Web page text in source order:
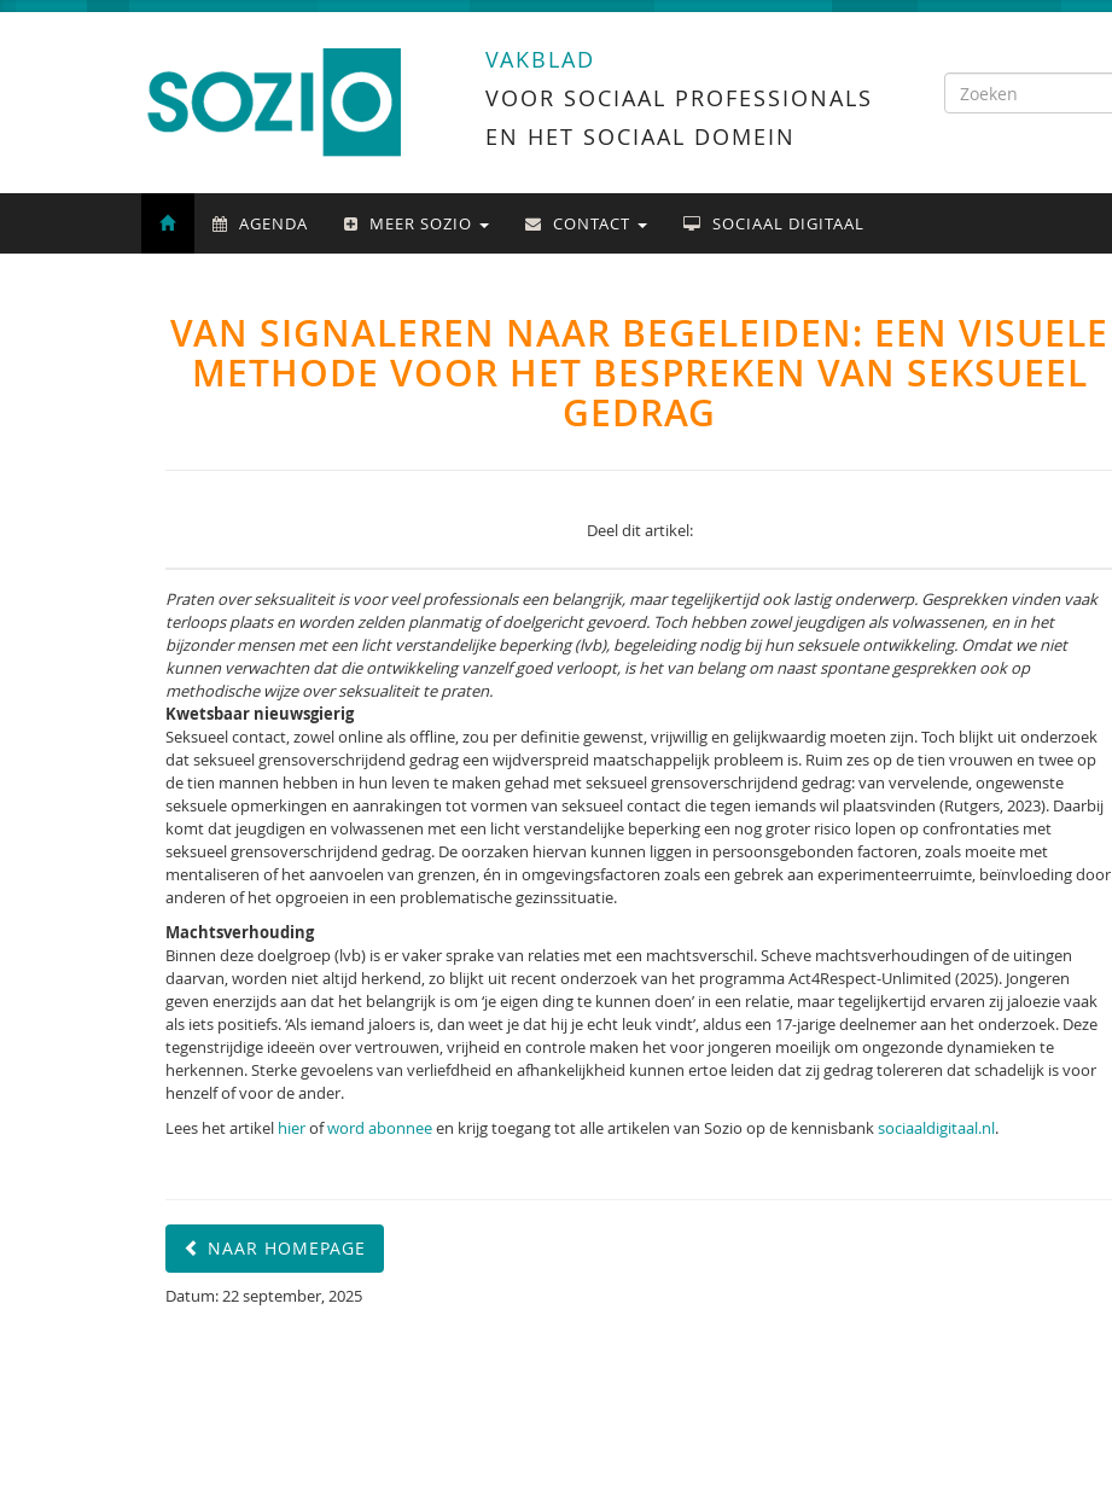
VAKBLAD
VOOR SOCIAAL PROFESSIONALS
EN HET SOCIAAL DOMEIN
AGENDA MEER SOZIO CONTACT SOCIAAL DIGITAAL
VAN SIGNALEREN NAAR BEGELEIDEN: EEN VISUELE
METHODE VOOR HET BESPREKEN VAN SEKSUEEL
GEDRAG
Deel dit artikel:
Praten over seksualiteit is voor veel professionals een belangrijk, maar tegelijkertijd ook lastig onderwerp. Gesprekken vinden vaak
terloops plaats en worden zelden planmatig of doelgericht gevoerd. Toch hebben zowel jeugdigen als volwassenen, en in het
bijzonder mensen met een licht verstandelijke beperking (lvb), begeleiding nodig bij hun seksuele ontwikkeling. Omdat we niet
kunnen verwachten dat die ontwikkeling vanzelf goed verloopt, is het van belang om naast spontane gesprekken ook op
methodische wijze over seksualiteit te praten.
Kwetsbaar nieuwsgierig
Seksueel contact, zowel online als offline, zou per definitie gewenst, vrijwillig en gelijkwaardig moeten zijn. Toch blijkt uit onderzoek
dat seksueel grensoverschrijdend gedrag een wijdverspreid maatschappelijk probleem is. Ruim zes op de tien vrouwen en twee op
de tien mannen hebben in hun leven te maken gehad met seksueel grensoverschrijdend gedrag: van vervelende, ongewenste
seksuele opmerkingen en aanrakingen tot vormen van seksueel contact die tegen iemands wil plaatsvinden (Rutgers, 2023). Daarbij
komt dat jeugdigen en volwassenen met een licht verstandelijke beperking een nog groter risico lopen op confrontaties met
seksueel grensoverschrijdend gedrag. De oorzaken hiervan kunnen liggen in persoonsgebonden factoren, zoals moeite met
mentaliseren of het aanvoelen van grenzen, én in omgevingsfactoren zoals een gebrek aan experimenteerruimte, beïnvloeding door
anderen of het opgroeien in een problematische gezinssituatie.
Machtsverhouding
Binnen deze doelgroep (lvb) is er vaker sprake van relaties met een machtsverschil. Scheve machtsverhoudingen of de uitingen
daarvan, worden niet altijd herkend, zo blijkt uit recent onderzoek van het programma Act4Respect-Unlimited (2025). Jongeren
geven enerzijds aan dat het belangrijk is om ‘je eigen ding te kunnen doen’ in een relatie, maar tegelijkertijd ervaren zij jaloezie vaak
als iets positiefs. ‘Als iemand jaloers is, dan weet je dat hij je echt leuk vindt’, aldus een 17-jarige deelnemer aan het onderzoek. Deze
tegenstrijdige ideeën over vertrouwen, vrijheid en controle maken het voor jongeren moeilijk om ongezonde dynamieken te
herkennen. Sterke gevoelens van verliefdheid en afhankelijkheid kunnen ertoe leiden dat zij gedrag tolereren dat schadelijk is voor
henzelf of voor de ander.
Lees het artikel hierofword abonneeen krijg toegang tot alle artikelen van Sozio op de kennisbanksociaaldigitaal.nl.
NAAR HOMEPAGE
Datum: 22 september, 2025